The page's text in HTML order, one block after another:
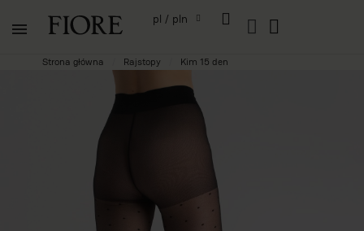
pl / pln
Strona główna Rajstopy Kim 15 den